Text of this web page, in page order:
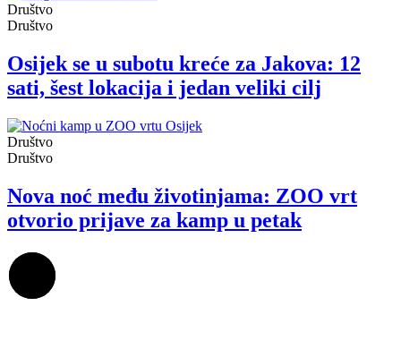
Društvo
Društvo
Osijek se u subotu kreće za Jakova: 12
sati, šest lokacija i jedan veliki cilj
Društvo
Društvo
Nova noć među životinjama: ZOO vrt
otvorio prijave za kamp u petak